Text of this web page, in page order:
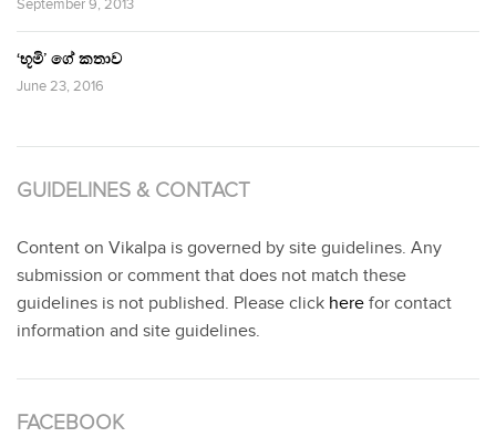
September 9, 2013
‘භූමි’ ගේ කතාව
June 23, 2016
GUIDELINES & CONTACT
Content on Vikalpa is governed by site guidelines. Any
submission or comment that does not match these
guidelines is not published. Please click here for contact
information and site guidelines.
FACEBOOK